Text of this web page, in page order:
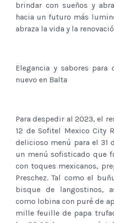
brindar con sueños y
hacia un futuro más
abraza la vida y la
Elegancia y sabores
nuevo en Balta
Para despedir al 2023, el
12 de Sofitel Mexico City
delicioso menú para el 31
un menú sofisticado que
con toques mexicanos,
Preschez. Tal como el
bisque de langostinos,
como lobina con puré de
mille feuille de papa